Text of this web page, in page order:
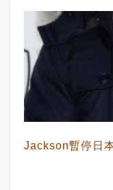
Jackson暫停日